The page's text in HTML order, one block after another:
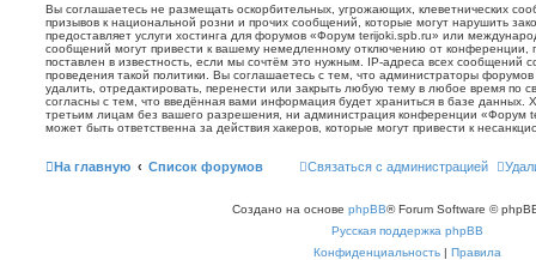
Вы соглашаетесь не размещать оскорбительных, угрожающих, клеветнических
призывов к национальной розни и прочих сообщений, которые могут нарушить
предоставляет услуги хостинга для форумов «Форум terijoki.spb.ru» или
сообщений могут привести к вашему немедленному отключению от конференции,
поставлен в известность, если мы сочтём это нужным. IP-адреса всех сообщений
проведения такой политики. Вы соглашаетесь с тем, что администраторы
удалить, отредактировать, перенести или закрыть любую тему в любое время по
согласны с тем, что введённая вами информация будет храниться в базе данных.
третьим лицам без вашего разрешения, ни администрация конференции «Форум
может быть ответственна за действия хакеров, которые могут привести к
На главную Список форумов Связаться с администрацией
Создано на основе phpBB® Forum Software ©
Русская поддержка phpBB
Конфиденциальность | Правила